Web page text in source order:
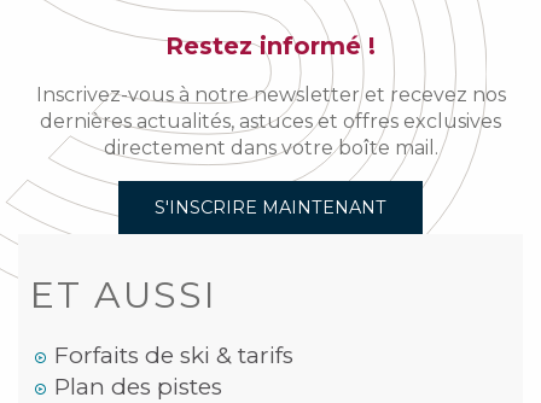
Restez informé !
Inscrivez-vous à notre newsletter et recevez nos
dernières actualités, astuces et offres exclusives
directement dans votre boîte mail.
S'INSCRIRE MAINTENANT
ET AUSSI
Forfaits de ski & tarifs
Plan des pistes